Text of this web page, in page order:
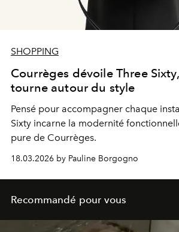
SHOPPING
Courrèges dévoile Three
tourne autour du style
Pensé pour accompagner chaque
Sixty incarne la modernité
pure de Courrèges.
18.03.2026 by Pauline Borgogno
Recommandé pour vous